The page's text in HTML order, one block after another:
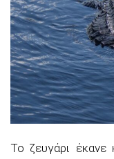
Το ζευγάρι